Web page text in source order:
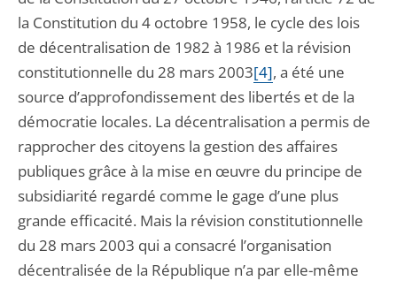
la Constitution du 4 octobre 1958, le cycle des lois
de décentralisation de 1982 à 1986 et la révision
constitutionnelle du 28 mars 2003[4], a été une
source d’approfondissement des libertés et de la
démocratie locales. La décentralisation a permis de
rapprocher des citoyens la gestion des affaires
publiques grâce à la mise en œuvre du principe de
subsidiarité regardé comme le gage d’une plus
grande efficacité. Mais la révision constitutionnelle
du 28 mars 2003 qui a consacré l’organisation
décentralisée de la République n’a par elle-même